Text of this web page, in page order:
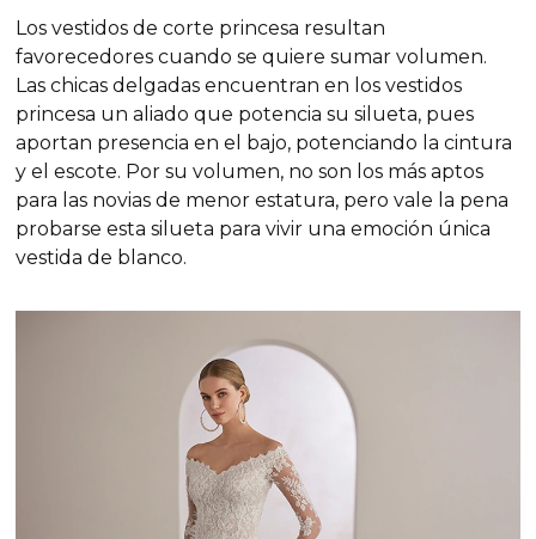
Los vestidos de corte princesa resultan
favorecedores cuando se quiere sumar volumen.
Las chicas delgadas encuentran en los vestidos
princesa un aliado que potencia su silueta, pues
aportan presencia en el bajo, potenciando la cintura
y el escote. Por su volumen, no son los más aptos
para las novias de menor estatura, pero vale la pena
probarse esta silueta para vivir una emoción única
vestida de blanco.